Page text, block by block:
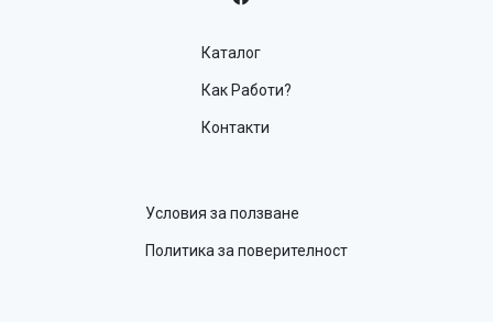
Каталог
Как Работи?
Контакти
Условия за ползване
Политика за поверителност